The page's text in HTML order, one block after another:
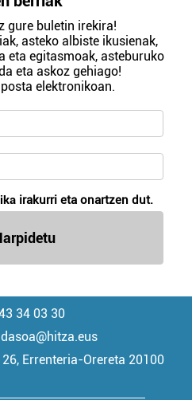
gure buletin irekira!
asteko albiste ikusienak,
eta egitasmoak, asteburuko
eta askoz gehiago!
elektronikoan.
irakurri eta onartzen dut.
34 03 30
Errenteria-Orereta 20100